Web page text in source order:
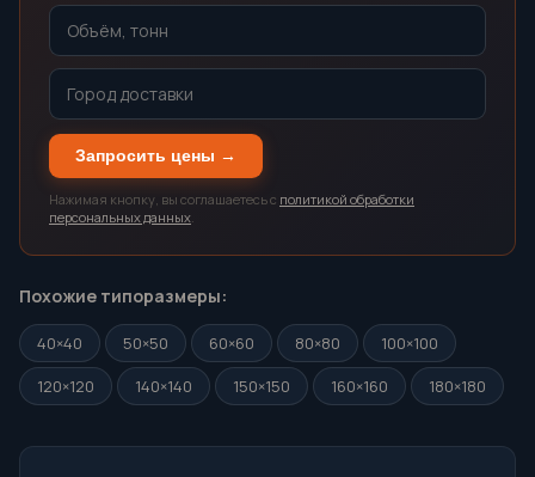
Запросить цены →
Нажимая кнопку, вы соглашаетесь с политикой обработки
персональных данных.
Похожие типоразмеры:
40×40 50×50 60×60 80×80
100×100
120×120
140×140 150×150 160×160 180×180